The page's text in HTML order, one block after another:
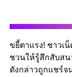
ขยี้ตาแรง! ชาวเ
ชวนให้รู้สึกสับส
ดังกล่าวถูกแชร์จ